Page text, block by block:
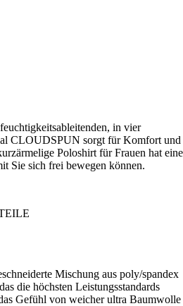
in vier
CLOUDSPUN sorgt für Komfort und
Poloshirt für Frauen hat eine
Sie sich frei bewegen können.
Mischung aus poly/spandex
die höchsten Leistungsstandards
Gefühl von weicher ultra Baumwolle